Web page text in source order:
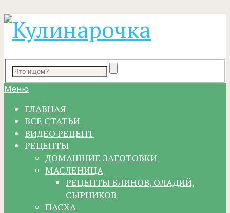
Меню
ГЛАВНАЯ
ВСЕ СТАТЬИ
ВИДЕО РЕЦЕПТ
РЕЦЕПТЫ
ДОМАШНИЕ ЗАГОТОВКИ
МАСЛЕНИЦА
РЕЦЕПТЫ БЛИНОВ, ОЛАДИЙ,
СЫРНИКОВ
ПАСХА